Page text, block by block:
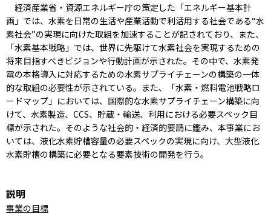
経済産業省・資源エネルギー庁の策定した「エネルギー基本計
画」では、水素を日常の生活や産業活動で利活用する社会である“水
素社会”の実現に向けた取組を加速することが記されており、また、
「水素基本戦略」では、世界に先駆けて水素社会を実現するための
将来目指すべきビジョンや行動計画が示された。その中で、水素発
電の本格導入に対応するための水素サプライチェーンの構築の一体
的な取組の必要性が示されている。また、「水素・燃料電池戦略ロ
ードマップ」においては、国際的な水素サプライチェーン構築に向
けて、水素製造、CCS、貯蔵・輸送、利用における必要スペック目
標が示された。そのような社会的・経済的要請に鑑み、本事業にお
いては、液化水素貯槽容量の必要スペックの実現に向け、大型液化
水素貯槽の構築に必要となる要素技術の開発を行う。
説明
事業の目標